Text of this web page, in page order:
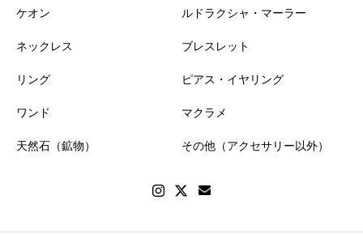
ケオン ルドラクシャ・マーラー
ネックレス ブレスレット
リング ピアス・イヤリング
ワンド マクラメ
天然石（鉱物） その他（アクセサリー以外）